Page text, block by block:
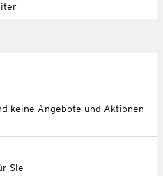
keine Angebote und Aktionen
Sie